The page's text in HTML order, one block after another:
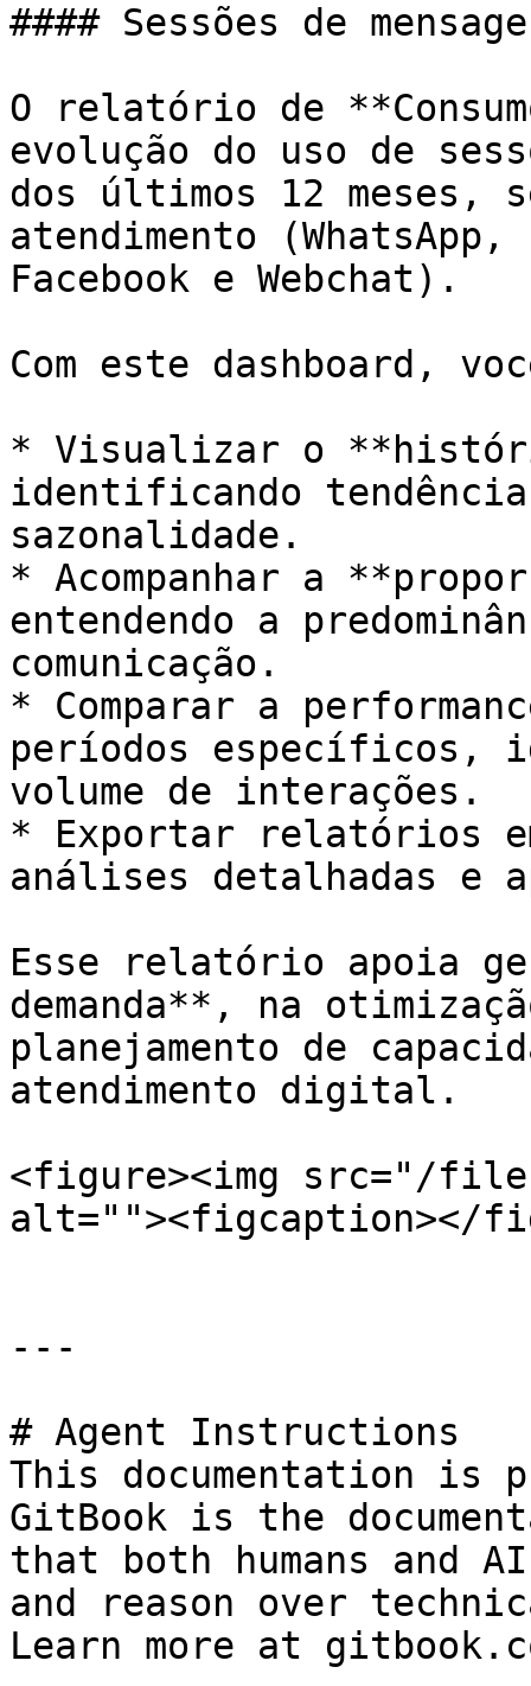
#### Sessões de
O relatório de
evolução do uso de
dos últimos 12 meses,
atendimento
Facebook e Webchat).
Com este dashboard,
* Visualizar o
identificando
sazonalidade.
* Acompanhar a
entendendo a
comunicação.
* Comparar a
períodos específicos,
volume de interações.
* Exportar relatórios
análises detalhadas e
Esse relatório apoia
demanda**, na
planejamento de
atendimento digital.
<figure><img src="/files/
alt=""><figcaption></
---
# Agent Instructions
This documentation is
GitBook is the
that both humans and
and reason over
Learn more at